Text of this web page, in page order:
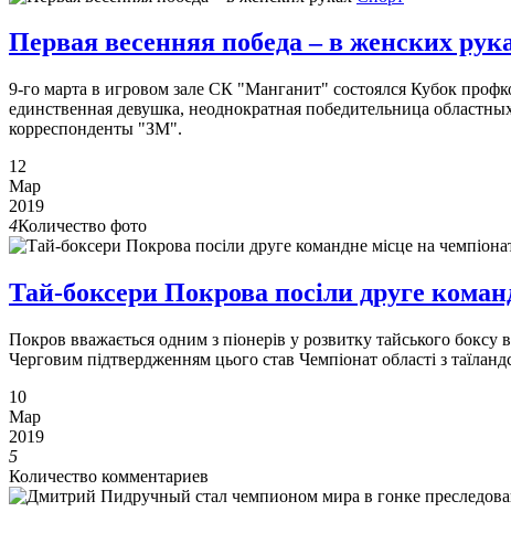
Первая весенняя победа – в женских
9-го марта в игровом зале СК "Манганит" состоялся Кубок
единственная девушка, неоднократная победительница
корреспонденты "ЗМ".
12
Мар
2019
4Количество фото
Тай-боксери Покрова посіли друге
Покров вважається одним з піонерів у розвитку тайського
Черговим підтвердженням цього став Чемпіонат області з
10
Мар
2019
5
Количество комментариев